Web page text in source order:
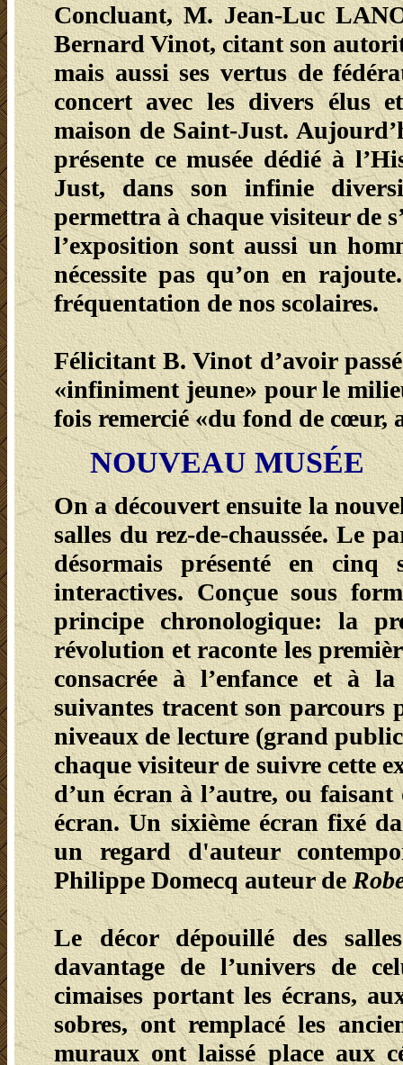
Concluant, M. Jean-Luc
Bernard Vinot, citant son
mais aussi ses vertus de
concert avec les divers élus
maison de Saint-Just.
présente ce musée dédié à
Just, dans son infinie
permettra à chaque visiteur de
l’exposition sont aussi un
nécessite pas qu’on en
fréquentation de nos scolaires.
Félicitant B. Vinot d’avoir
«infiniment jeune» pour le
fois remercié «du fond de cœur,
NOUVEAU MUSÉE
On a découvert ensuite la
salles du rez-de-chaussée. Le
désormais présenté en cinq
interactives. Conçue sous
principe chronologique: la
révolution et raconte les
consacrée à l’enfance et à
suivantes tracent son parcours
niveaux de lecture (grand
chaque visiteur de suivre cette
d’un écran à l’autre, ou faisant
écran. Un sixième écran fixé
un regard d'auteur
Philippe Domecq auteur de
Le décor dépouillé des
davantage de l’univers de
cimaises portant les écrans,
sobres, ont remplacé les
muraux ont laissé place aux